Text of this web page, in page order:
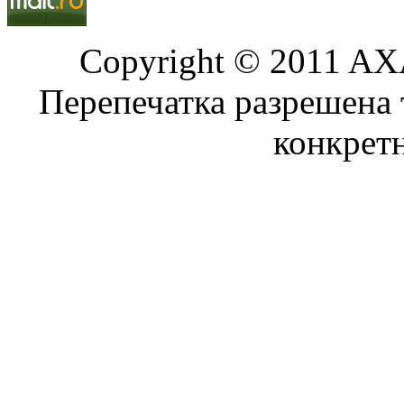
Copyright © 2011
Перепечатка